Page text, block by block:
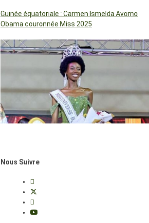
Guinée équatoriale : Carmen Ismelda Avomo
Obama couronnée Miss 2025
Nous Suivre